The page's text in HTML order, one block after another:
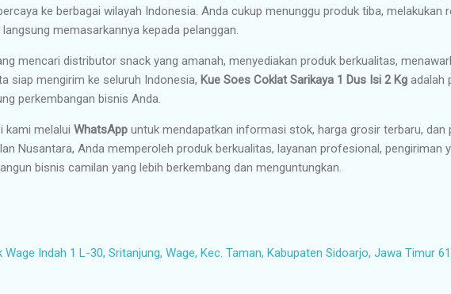
ke berbagai wilayah Indonesia. Anda cukup menunggu produk tiba, melakukan
memasarkannya kepada pelanggan.
mencari distributor snack yang amanah, menyediakan produk berkualitas,
siap mengirim ke seluruh Indonesia, Kue Soes Coklat Sarikaya 1 Dus Isi 2 Kg adalah
perkembangan bisnis Anda.
kami melalui WhatsApp untuk mendapatkan informasi stok, harga grosir terbaru, dan
Nusantara, Anda memperoleh produk berkualitas, layanan profesional, pengiriman
bisnis camilan yang lebih berkembang dan menguntungkan.
Wage Indah 1 L-30, Sritanjung, Wage, Kec. Taman, Kabupaten Sidoarjo, Jawa Timur